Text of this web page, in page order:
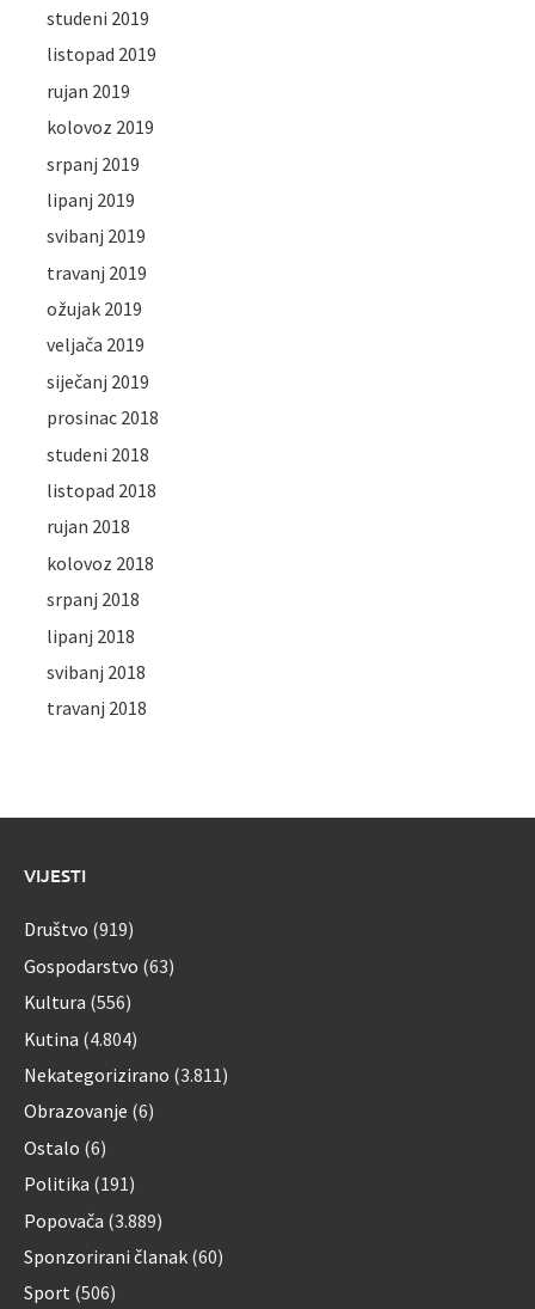
studeni 2019
listopad 2019
rujan 2019
kolovoz 2019
srpanj 2019
lipanj 2019
svibanj 2019
travanj 2019
ožujak 2019
veljača 2019
siječanj 2019
prosinac 2018
studeni 2018
listopad 2018
rujan 2018
kolovoz 2018
srpanj 2018
lipanj 2018
svibanj 2018
travanj 2018
VIJESTI
Društvo (919)
Gospodarstvo (63)
Kultura (556)
Kutina (4.804)
Nekategorizirano (3.811)
Obrazovanje (6)
Ostalo (6)
Politika (191)
Popovača (3.889)
Sponzorirani članak (60)
Sport (506)